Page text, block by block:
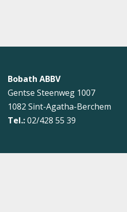
Bobath ABBV
Gentse Steenweg 1007
1082 Sint-Agatha-Berchem
Tel.:02/428 55 39